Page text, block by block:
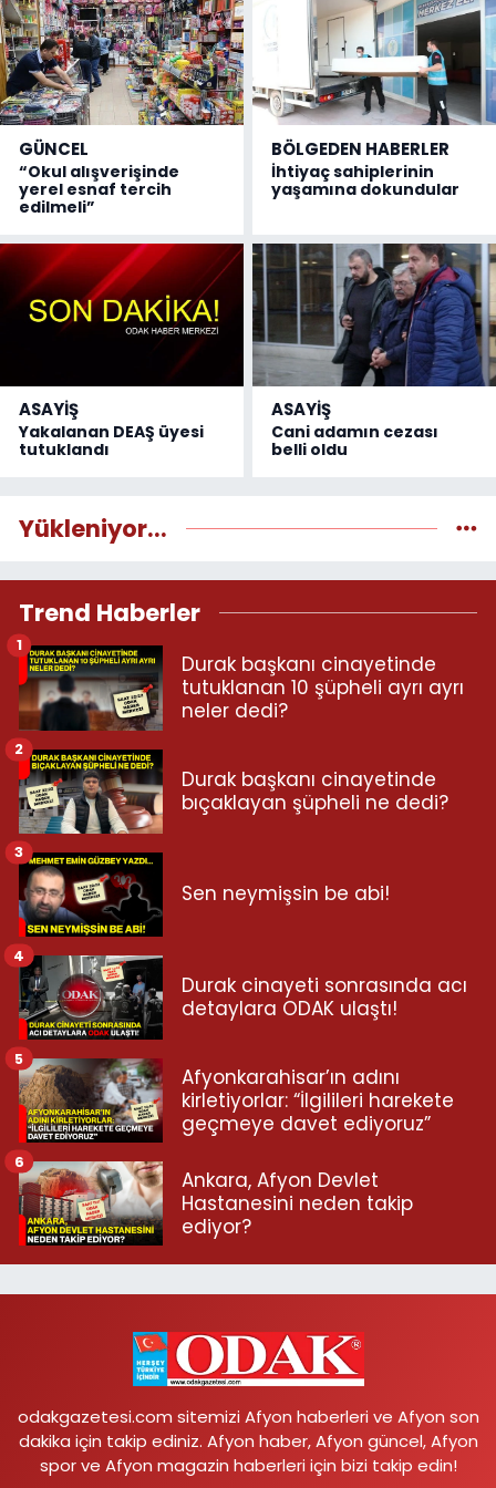
GÜNCEL
“Okul alışverişinde
yerel esnaf tercih
edilmeli”
BÖLGEDEN HABERLER
İhtiyaç sahiplerinin
yaşamına dokundular
ASAYİŞ
Yakalanan DEAŞ üyesi
tutuklandı
ASAYİŞ
Cani adamın cezası
belli oldu
Yükleniyor...
Trend Haberler
Durak başkanı cinayetinde
tutuklanan 10 şüpheli ayrı ayrı
neler dedi?
1
Durak başkanı cinayetinde
bıçaklayan şüpheli ne dedi?
2
Sen neymişsin be abi!
3
Durak cinayeti sonrasında acı
detaylara ODAK ulaştı!
4
Afyonkarahisar’ın adını
kirletiyorlar: “İlgilileri harekete
geçmeye davet ediyoruz”
5
Ankara, Afyon Devlet
Hastanesini neden takip
ediyor?
6
odakgazetesi.com sitemizi Afyon haberleri ve Afyon son
dakika için takip ediniz. Afyon haber, Afyon güncel, Afyon
spor ve Afyon magazin haberleri için bizi takip edin!